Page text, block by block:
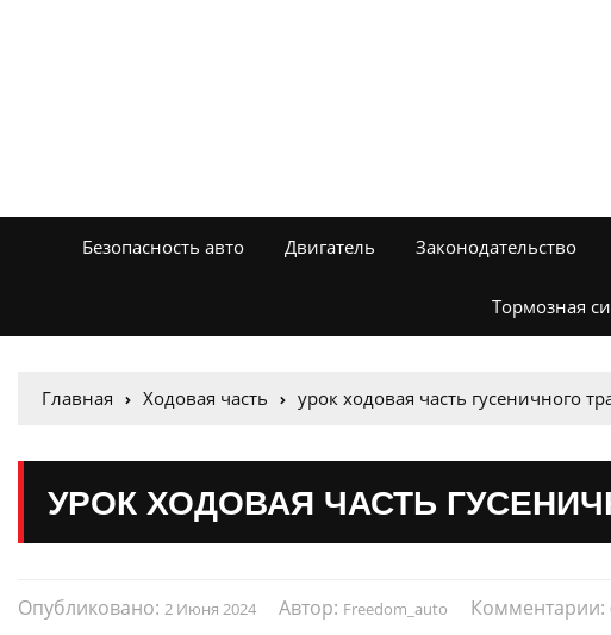
Безопасность авто Двигатель Законодательство
Тормозная
Главная Ходовая часть урок ходовая часть гусеничного
УРОК ХОДОВАЯ ЧАСТЬ
Опубликовано: 2 Июня 2024 Автор: Freedom_auto Комментарии: